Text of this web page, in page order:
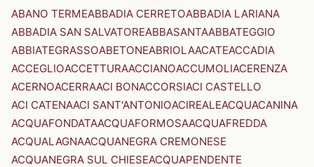
ABANO TERMEABBADIA CERRETOABBADIA LARIANA
ABBADIA SAN SALVATOREABBASANTAABBATEGGIO
ABBIATEGRASSOABETONEABRIOLAACATEACCADIA
ACCEGLIOACCETTURAACCIANOACCUMOLIACERENZA
ACERNOACERRAACI BONACCORSIACI CASTELLO
ACI CATENAACI SANT'ANTONIOACIREALEACQUACANINA
ACQUAFONDATAACQUAFORMOSAACQUAFREDDA
ACQUALAGNAACQUANEGRA CREMONESE
ACQUANEGRA SUL CHIESEACQUAPENDENTE